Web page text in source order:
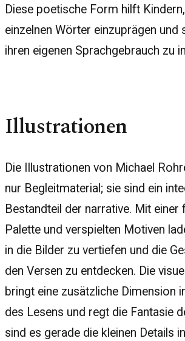
Diese poetische Form hilft
einzelnen Wörter einzuprägen und
ihren eigenen Sprachgebrauch zu
Illustrationen
Die Illustrationen von Michael
nur Begleitmaterial; sie sind ein
Bestandteil der narrative. Mit einer
Palette und verspielten Motiven
in die Bilder zu vertiefen und die
den Versen zu entdecken. Die
bringt eine zusätzliche Dimension
des Lesens und regt die Fantasie
sind es gerade die kleinen Details